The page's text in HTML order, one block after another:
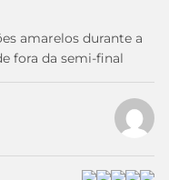
amarelos durante a
fora da semi-final